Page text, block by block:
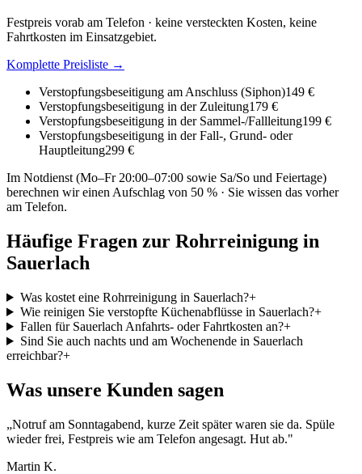
Festpreis vorab am Telefon · keine versteckten Kosten, keine
Fahrtkosten im Einsatzgebiet.
Komplette Preisliste →
Verstopfungsbeseitigung am Anschluss (Siphon)149 €
Verstopfungsbeseitigung in der Zuleitung179 €
Verstopfungsbeseitigung in der Sammel-/Fallleitung199 €
Verstopfungsbeseitigung in der Fall-, Grund- oder
Hauptleitung299 €
Im Notdienst (Mo–Fr 20:00–07:00 sowie Sa/So und Feiertage)
berechnen wir einen Aufschlag von 50 % · Sie wissen das vorher
am Telefon.
Häufige Fragen zur Rohrreinigung in
Sauerlach
Was kostet eine Rohrreinigung in Sauerlach?+
Wie reinigen Sie verstopfte Küchenabflüsse in Sauerlach?+
Fallen für Sauerlach Anfahrts- oder Fahrtkosten an?+
Sind Sie auch nachts und am Wochenende in Sauerlach
erreichbar?+
Was unsere Kunden sagen
„Notruf am Sonntagabend, kurze Zeit später waren sie da. Spüle
wieder frei, Festpreis wie am Telefon angesagt. Hut ab."
Martin K.